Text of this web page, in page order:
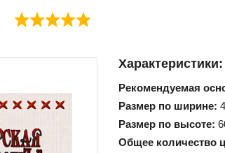
Система скидок
Характеристики:
Рекомендуемая
Размер по ширине:
Размер по высоте:
Общее количество